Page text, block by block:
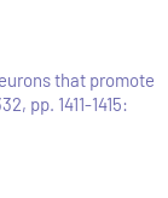
that promote
pp. 1411-1415: